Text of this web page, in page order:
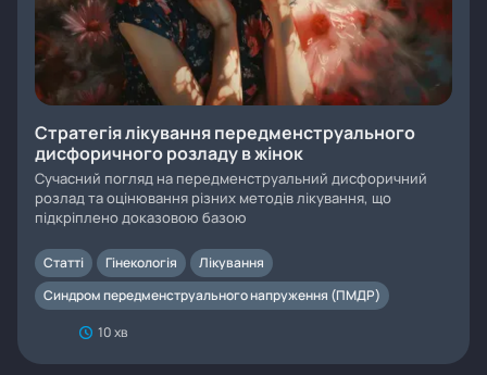
Стратегія лікування передменструального
дисфоричного розладу в жінок
Сучасний погляд на передменструальний дисфоричний
розлад та оцінювання різних методів лікування, що
підкріплено доказовою базою
Статті Гінекологія
Лікування
Синдром передменструального напруження (ПМДР)
10 хв